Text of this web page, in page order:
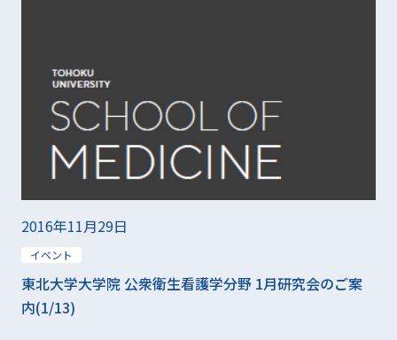
2016年11月29日
イベント
東北大学大学院 公衆衛生看護学分野 1月研究会のご案
内(1/13)